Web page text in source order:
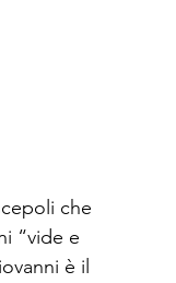
che
“vide e
è il